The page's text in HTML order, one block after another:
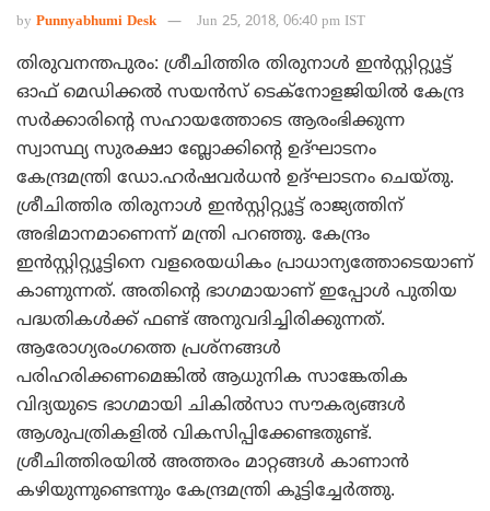
by Punnyabhumi Desk Jun 25, 2018, 06:40 pm IST
തിരുവനന്തപുരം: ശ്രീചിത്തിര തിരുനാള്‍ ഇന്‍സ്റ്റിറ്റ്യൂട്ട്
ഓഫ് മെഡിക്കല്‍ സയന്‍സ് ടെക്‌നോളജിയില്‍ കേന്ദ്ര
സര്‍ക്കാരിന്റെ സഹായത്തോടെ ആരംഭിക്കുന്ന
സ്വാസ്ഥ്യ സുരക്ഷാ ബ്ലോക്കിന്റെ ഉദ്ഘാടനം
കേന്ദ്രമന്ത്രി ഡോ.ഹര്‍ഷവര്‍ധന്‍ ഉദ്ഘാടനം ചെയ്തു.
ശ്രീചിത്തിര തിരുനാള്‍ ഇന്‍സ്റ്റിറ്റ്യൂട്ട് രാജ്യത്തിന്
അഭിമാനമാണെന്ന് മന്ത്രി പറഞ്ഞു. കേന്ദ്രം
ഇന്‍സ്റ്റിറ്റ്യൂട്ടിനെ വളരെയധികം പ്രാധാന്യത്തോടെയാണ്
കാണുന്നത്. അതിന്റെ ഭാഗമായാണ് ഇപ്പോള്‍ പുതിയ
പദ്ധതികള്‍ക്ക് ഫണ്ട് അനുവദിച്ചിരിക്കുന്നത്.
ആരോഗ്യരംഗത്തെ പ്രശ്‌നങ്ങള്‍
പരിഹരിക്കണമെങ്കില്‍ ആധുനിക സാങ്കേതിക
വിദ്യയുടെ ഭാഗമായി ചികില്‍സാ സൗകര്യങ്ങള്‍
ആശുപത്രികളില്‍ വികസിപ്പിക്കേണ്ടതുണ്ട്.
ശ്രീചിത്തിരയില്‍ അത്തരം മാറ്റങ്ങള്‍ കാണാന്‍
കഴിയുന്നുണ്ടെന്നും കേന്ദ്രമന്ത്രി കൂട്ടിച്ചേര്‍ത്തു.